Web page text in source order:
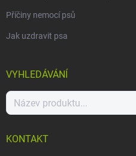
Příčiny nemocí psů
Jak uzdravit psa
VYHLEDÁVÁNÍ
KONTAKT